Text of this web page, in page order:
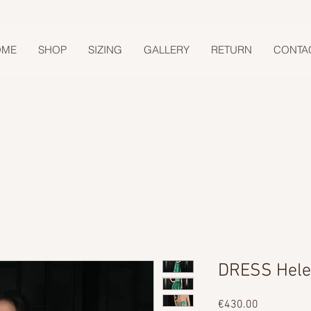
SHOP SIZING GALLERY RETURN
DRESS
€430.00